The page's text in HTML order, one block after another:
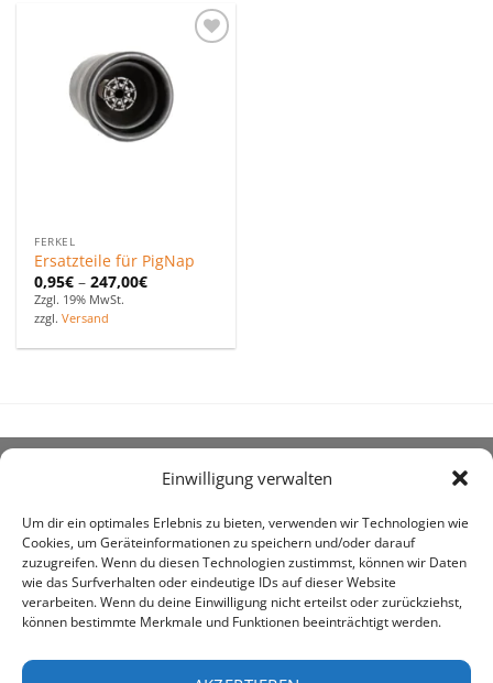
Einwilligung verwalten
Um dir ein optimales Erlebnis zu bieten, verwenden wir Technologien wie
Cookies, um Geräteinformationen zu speichern und/oder darauf
zuzugreifen. Wenn du diesen Technologien zustimmst, können wir Daten
wie das Surfverhalten oder eindeutige IDs auf dieser Website
verarbeiten. Wenn du deine Einwilligung nicht erteilst oder zurückziehst,
können bestimmte Merkmale und Funktionen beeinträchtigt werden.
Favoriten
hinzufügen
FERKEL
Ersatzteile für PigNap
0,95€ –247,00€
Zzgl. 19% MwSt.
zzgl.Versand
um den Kauf landwirtschaftlicher Bedarfsartikel geht.